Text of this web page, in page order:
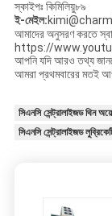
স্কাইপঃ কিমিলিয়ু৮৯
ই-মেইল:
আমাদের অনুসরণ করতে
https://
আপনি যদি আরও তথ্য
আমরা প্রথমবারের মতই
সিএনসি সেন্ট্রালাইজড থিন
সিএনসি সেন্ট্রালাইজড